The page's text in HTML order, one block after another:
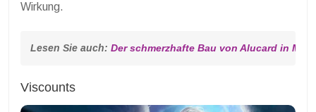
Wirkung.
Lesen Sie auch: Der schmerzhafte Bau von Alucard in
Viscounts